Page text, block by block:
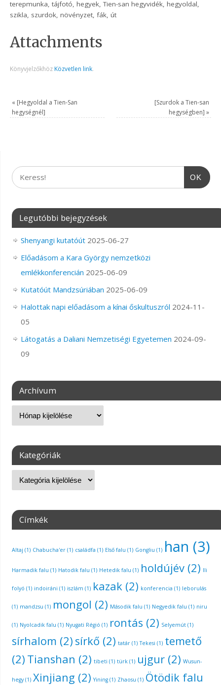
terepmunka, tájfotó, hegyek, Tien-san hegyvidék, hegyoldal,
szikla, szurdok, növényzet, fák, út
Attachments
Könyvjelzőkhöz Közvetlen link.
« [Hegyoldal a Tien-San
hegységnél]
[Szurdok a Tien-san
hegységben] »
OK
Legutóbbi bejegyzések
Shenyangi kutatóút 2025-06-27
Előadásom a Kara György nemzetközi
emlékkonferencián 2025-06-09
Kutatóút Mandzsúriában 2025-06-09
Halottak napi előadásom a kínai őskultuszról 2024-11-
05
Látogatás a Daliani Nemzetiségi Egyetemen 2024-09-
09
Archívum
Kategóriák
Címkék
Altaj (1) Chabucha'er(1) családfa (1) Első falu (1) Gongliu (1) han (3)
Harmadik falu (1) Hatodik falu (1) Hetedik falu (1) holdújév(2) Ili
folyó (1) indoiráni (1) iszlám (1) kazak(2) konferencia (1) leborulás
(1) mandzsu (1) mongol (2) Második falu (1) Negyedik falu (1) niru
(1) Nyolcadik falu (1) Nyugati Régió (1) rontás (2) Selyemút(1)
sírhalom (2) sírkő (2) tatár(1) Tekesi (1) temető
(2) Tianshan (2) tibeti (1) türk(1) ujgur(2) Wusun-
hegy(1) Xinjiang (2) Yining(1) Zhaosu (1) Ötödik falu